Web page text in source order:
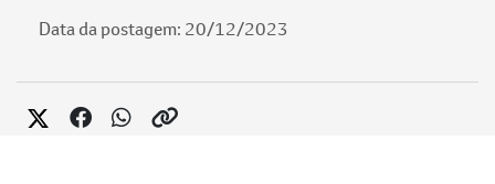
Data da postagem: 20/12/2023